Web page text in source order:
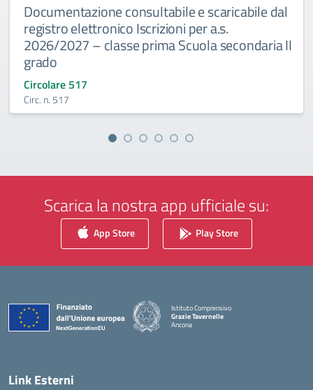
Documentazione consultabile e scaricabile dal
registro elettronico Iscrizioni per a.s.
2026/2027 – classe prima Scuola secondaria II
grado
Circolare 517
Circ. n. 517
Scarica la nostra app ufficiale su:
App Store Play Store
Istituto Comprensivo
Grazie Tavernelle
Ancona
Link Esterni